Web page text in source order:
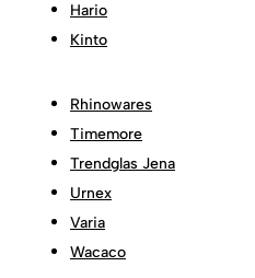
Hario
Kinto
Rhinowares
Timemore
Trendglas Jena
Urnex
Varia
Wacaco